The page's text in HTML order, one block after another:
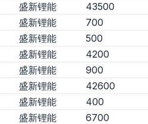
盛新锂能 43500
盛新锂能 700
盛新锂能 500
盛新锂能 4200
盛新锂能 900
盛新锂能 42600
盛新锂能 400
盛新锂能 6700